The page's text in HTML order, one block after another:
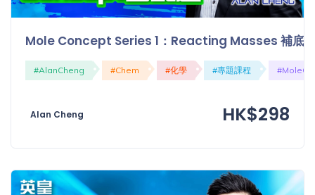
Mole Concept Series 1：Reacting Masses 補底
#AlanCheng #Chem #化學 #專題課程
Alan Cheng HK$298